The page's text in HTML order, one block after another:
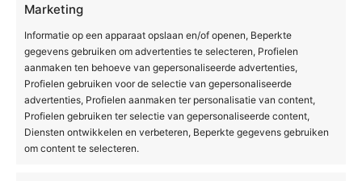
Marketing
Informatie op een apparaat opslaan en/of openen, Beperkte
gegevens gebruiken om advertenties te selecteren, Profielen
aanmaken ten behoeve van gepersonaliseerde advertenties,
Profielen gebruiken voor de selectie van gepersonaliseerde
advertenties, Profielen aanmaken ter personalisatie van content,
Profielen gebruiken ter selectie van gepersonaliseerde content,
Diensten ontwikkelen en verbeteren, Beperkte gegevens gebruiken
om content te selecteren.
na de behandeling.
Bij oudere huid geldt wel dat een goede intake
extra belangrijk is. De huid is gevoeliger en
dunner, waardoor de instellingen van de
apparatuur zorgvuldig afgestemd moeten
worden. Een ervaren behandelaar past de
intensiteit aan op jouw huidtype en conditie.